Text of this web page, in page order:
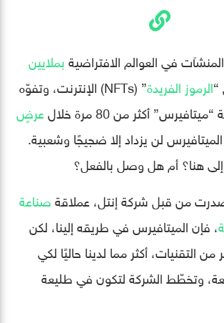
في العوالم الافتراضيةبملايين
“الرموز الفريدة
” (NFTs) الإنترنت، وتفوّه
أكثر من 80 مرة خلال
عرضٍ
لن يزداد إلا ضجيجًا وشعبية.
هنا؟ أم هل وصل بالفعل؟
من قبل شركة إنتل، عملاقةصناعة
، فإن الميتافيرس في طريقه إلينا، لكن
من التقنيات، أكثر مما لدينا حاليًا لكي
وتخطّط الشركة لتكون في طليعة